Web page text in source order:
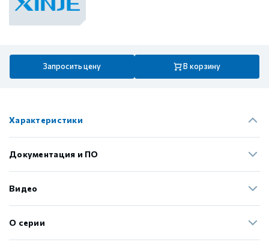
Запросить цену В корзину
Характеристики
Документация и ПО
Видео
О серии